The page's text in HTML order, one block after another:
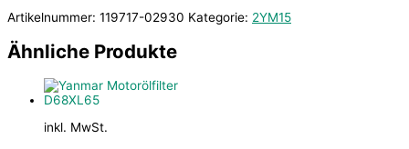
Artikelnummer: 119717-02930 Kategorie: 2YM15
Ähnliche Produkte
inkl. MwSt.